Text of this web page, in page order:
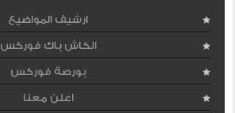
ارشيف المواضيع
الكاش باك فوركس
بورصة فوركس
اعلن معنا